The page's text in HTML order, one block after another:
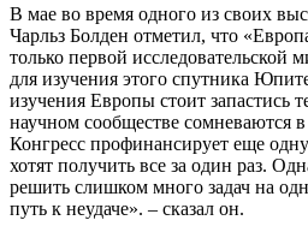
В мае во время одного из своих
Чарльз Болден отметил, что
только первой исследовательской
для изучения этого спутника
изучения Европы стоит запастись
научном сообществе
Конгресс профинансирует еще
хотят получить все за один раз.
решить слишком много задач на
путь к неудаче». – сказал он.